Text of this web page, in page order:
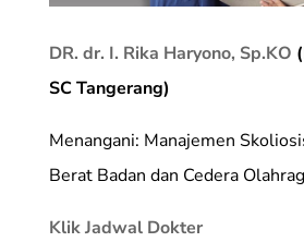
DR. dr. I. Rika Haryono, Sp.KO
SC Tangerang)
Menangani: Manajemen
Berat Badan dan Cedera
Klik Jadwal Dokter